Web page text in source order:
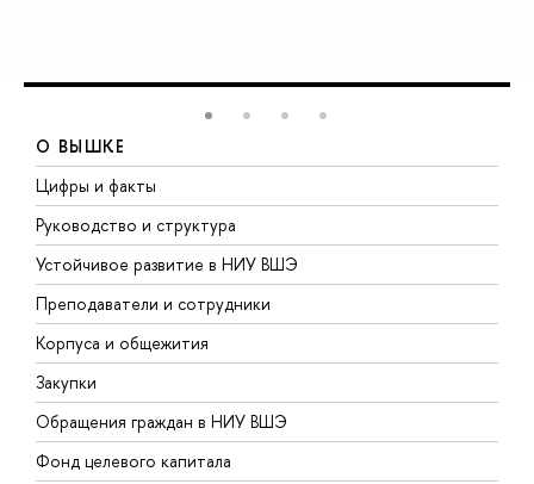
О ВЫШКЕ
Цифры и факты
Руководство и структура
Устойчивое развитие в НИУ ВШЭ
Преподаватели и сотрудники
Корпуса и общежития
Закупки
Обращения граждан в НИУ ВШЭ
Фонд целевого капитала